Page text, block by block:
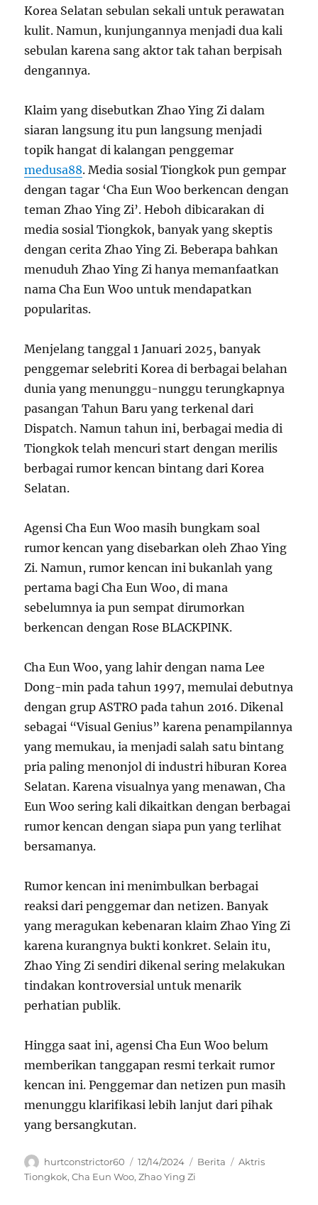
Korea Selatan sebulan sekali untuk perawatan
kulit. Namun, kunjungannya menjadi dua kali
sebulan karena sang aktor tak tahan berpisah
dengannya.
Klaim yang disebutkan Zhao Ying Zi dalam
siaran langsung itu pun langsung menjadi
topik hangat di kalangan penggemar
medusa88. Media sosial Tiongkok pun gempar
dengan tagar ‘Cha Eun Woo berkencan dengan
teman Zhao Ying Zi’. Heboh dibicarakan di
media sosial Tiongkok, banyak yang skeptis
dengan cerita Zhao Ying Zi. Beberapa bahkan
menuduh Zhao Ying Zi hanya memanfaatkan
nama Cha Eun Woo untuk mendapatkan
popularitas.
Menjelang tanggal 1 Januari 2025, banyak
penggemar selebriti Korea di berbagai belahan
dunia yang menunggu-nunggu terungkapnya
pasangan Tahun Baru yang terkenal dari
Dispatch. Namun tahun ini, berbagai media di
Tiongkok telah mencuri start dengan merilis
berbagai rumor kencan bintang dari Korea
Selatan.
Agensi Cha Eun Woo masih bungkam soal
rumor kencan yang disebarkan oleh Zhao Ying
Zi. Namun, rumor kencan ini bukanlah yang
pertama bagi Cha Eun Woo, di mana
sebelumnya ia pun sempat dirumorkan
berkencan dengan Rose BLACKPINK.
Cha Eun Woo, yang lahir dengan nama Lee
Dong-min pada tahun 1997, memulai debutnya
dengan grup ASTRO pada tahun 2016. Dikenal
sebagai “Visual Genius” karena penampilannya
yang memukau, ia menjadi salah satu bintang
pria paling menonjol di industri hiburan Korea
Selatan. Karena visualnya yang menawan, Cha
Eun Woo sering kali dikaitkan dengan berbagai
rumor kencan dengan siapa pun yang terlihat
bersamanya.
Rumor kencan ini menimbulkan berbagai
reaksi dari penggemar dan netizen. Banyak
yang meragukan kebenaran klaim Zhao Ying Zi
karena kurangnya bukti konkret. Selain itu,
Zhao Ying Zi sendiri dikenal sering melakukan
tindakan kontroversial untuk menarik
perhatian publik.
Hingga saat ini, agensi Cha Eun Woo belum
memberikan tanggapan resmi terkait rumor
kencan ini. Penggemar dan netizen pun masih
menunggu klarifikasi lebih lanjut dari pihak
yang bersangkutan.
Author
hurtconstrictor60
Posted
on
12/14/2024 Categories
Berita Tags
Aktris
Tiongkok,Cha Eun Woo,Zhao Ying Zi